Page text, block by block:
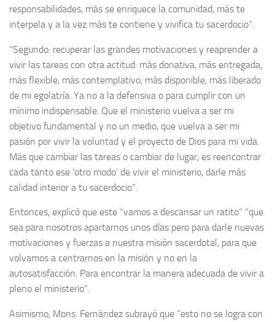
responsabilidades, más se enriquece la comunidad, más te
interpela y a la vez más te contiene y vivifica tu sacerdocio”.
“Segundo: recuperar las grandes motivaciones y reaprender a
vivir las tareas con otra actitud: más donativa, más entregada,
más flexible, más contemplativo, más disponible, más liberado
de mi egolatría. Ya no a la defensiva o para cumplir con un
mínimo indispensable. Que el ministerio vuelva a ser mi
objetivo fundamental y no un medio, que vuelva a ser mi
pasión por vivir la voluntad y el proyecto de Dios para mi vida.
Más que cambiar las tareas o cambiar de lugar, es reencontrar
cada tanto ese ‘otro modo’ de vivir el ministerio, darle más
calidad interior a tu sacerdocio”.
Entonces, explicó que este “vamos a descansar un ratito” “que
sea para nosotros apartarnos unos días pero para darle nuevas
motivaciones y fuerzas a nuestra misión sacerdotal, para que
volvamos a centrarnos en la misión y no en la
autosatisfacción. Para encontrar la manera adecuada de vivir a
pleno el ministerio”.
Asimismo, Mons. Fernández subrayó que “esto no se logra con